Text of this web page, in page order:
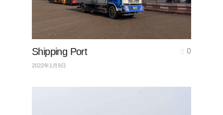
Shipping Port
2022年1月9日
0